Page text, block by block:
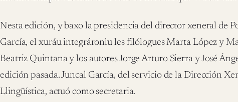
Nesta edición, y baxo la presidencia del director xeneral de
García, el xuráu integráronlu les filólogues Marta López y
Beatriz Quintana y los autores Jorge Arturo Sierra y José
edición pasada. Juncal García, del servicio de la Dirección
Llingüística, actuó como secretaria.